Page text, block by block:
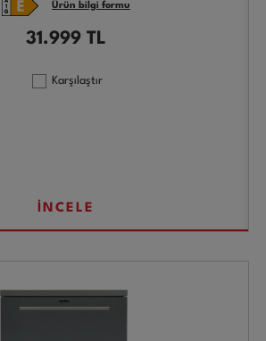
Ürün bilgi formu
31.999 TL
Karşılaştır
İNCELE